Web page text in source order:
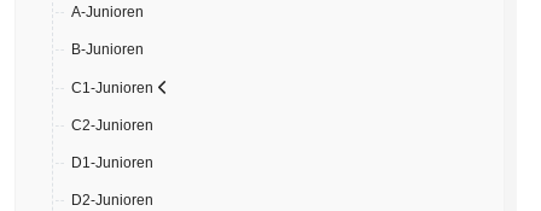
A-Junioren
B-Junioren
C1-Junioren
C2-Junioren
D1-Junioren
D2-Junioren